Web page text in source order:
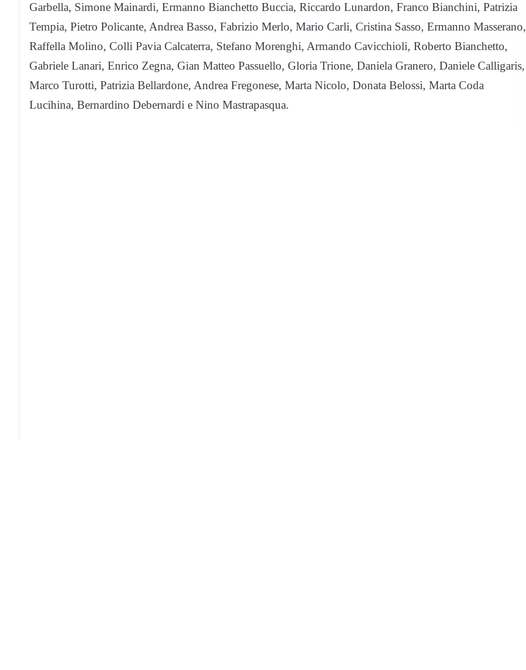
Garbella, Simone Mainardi, Ermanno Bianchetto Buccia, Riccardo Lunardon, Franco Bianchini, Patrizia
Tempia, Pietro Policante, Andrea Basso, Fabrizio Merlo, Mario Carli, Cristina Sasso, Ermanno Masserano,
Raffella Molino, Colli Pavia Calcaterra, Stefano Morenghi, Armando Cavicchioli, Roberto Bianchetto,
Gabriele Lanari, Enrico Zegna, Gian Matteo Passuello, Gloria Trione, Daniela Granero, Daniele Calligaris,
Marco Turotti, Patrizia Bellardone, Andrea Fregonese, Marta Nicolo, Donata Belossi, Marta Coda
Lucihina, Bernardino Debernardi e Nino Mastrapasqua.